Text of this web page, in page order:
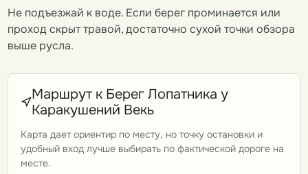
Не подъезжай к воде. Если берег проминается или
проход скрыт травой, достаточно сухой точки обзора
выше русла.
Маршрут к Берег Лопатника у
Каракушений Векь
Карта дает ориентир по месту, но точку остановки и
удобный вход лучше выбирать по фактической дороге на
месте.